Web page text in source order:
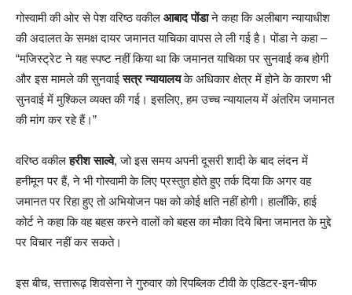
गोस्वामी की ओर से पेश वरिष्ठ वकील आबाद पोंडाने कहा कि अलीबाग न्यायाधीश
की अदालत के समक्ष दायर जमानत याचिका वापस ले ली गई है। पोंडा ने कहा –
“मजिस्ट्रेट ने यह स्पष्ट नहीं किया था कि जमानत याचिका पर सुनवाई कब होगी
और इस मामले की सुनवाईसत्र न्यायालयके अधिकार क्षेत्र में होने के कारण भी
सुनवाई में मुश्किल व्यक्त की गई। इसलिए, हम उच्च न्यायालय में अंतरिम जमानत
की मांग कर रहे हैं।”
वरिष्ठ वकीलहरीश साल्वे, जो इस समय अपनी दूसरी शादी के बाद लंदन में
हनीमून पर हैं, ने भी गोस्वामी के लिए प्रस्तुत होते हुए तर्क दिया कि अगर वह
जमानत पर रिहा हुए तो अभियोजन पक्ष को कोई क्षति नहीं होगी। हालाँकि, हाई
कोर्ट ने कहा कि वह बहस करने वालों को बहस का मौका दिये बिना जमानत के मुद्दे
पर विचार नहीं कर सकते।
इस बीच, सत्तारूढ़ शिवसेना ने गुरुवार को रिपब्लिक टीवी के एडिटर-इन-चीफ